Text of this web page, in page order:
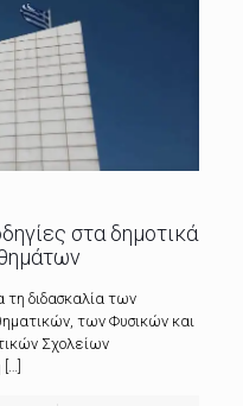
στα δημοτικά
τη διδασκαλία των
των Φυσικών και
Σχολείων
[…]